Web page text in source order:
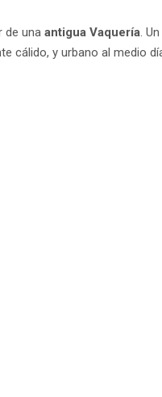
de una antigua Vaquería.
cálido, y urbano al medio